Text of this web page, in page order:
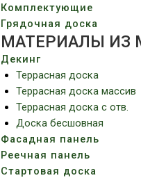
Комплектующие
Грядочная доска
МАТЕРИАЛЫ ИЗ
Декинг
Террасная доска
Террасная доска массив
Террасная доска c отв.
Доска бесшовная
Фасадная панель
Реечная панель
Стартовая доска